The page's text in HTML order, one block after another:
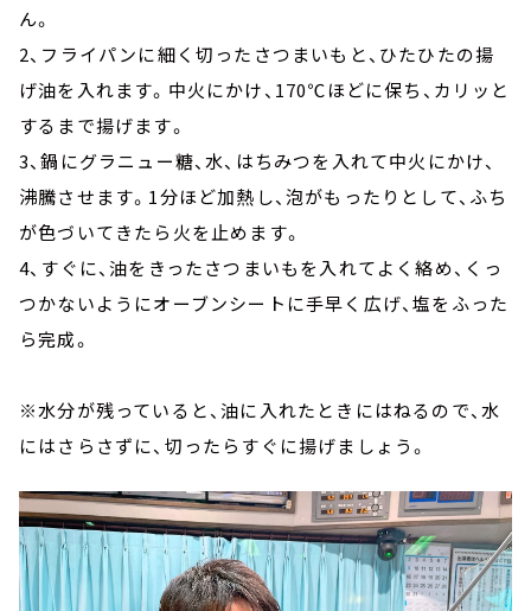
ん。
2、フライパンに細く切ったさつまいもと、ひたひたの揚
げ油を入れます。中火にかけ、170℃ほどに保ち、カリッと
するまで揚げます。
3、鍋にグラニュー糖、水、はちみつを入れて中火にかけ、
沸騰させます。1分ほど加熱し、泡がもったりとして、ふち
が色づいてきたら火を止めます。
4、すぐに、油をきったさつまいもを入れてよく絡め、くっ
つかないようにオーブンシートに手早く広げ、塩をふった
ら完成。
※水分が残っていると、油に入れたときにはねるので、水
にはさらさずに、切ったらすぐに揚げましょう。